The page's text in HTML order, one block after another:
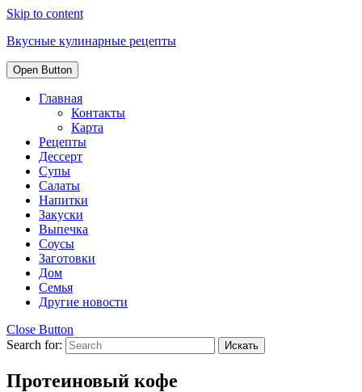
Skip to content
Вкусные кулинарные рецепты
Open Button
Главная
Контакты
Карта
Рецепты
Дессерт
Супы
Салаты
Напитки
Закуски
Выпечка
Соусы
Заготовки
Дом
Семья
Другие новости
Close Button
Search for:
Протеиновый кофе